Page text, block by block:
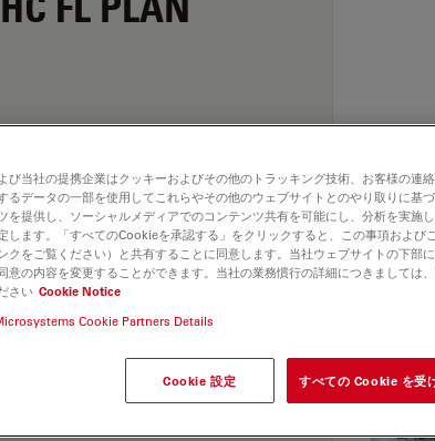
Explore ourObjective
and find the best fit for
び当社の提携企業はクッキーおよびその他のトラッキング技術、お客様の連
るデータの一部を使用してこれらやその他のウェブサイトとのやり取りに基
を提供し、ソーシャルメディアでのコンテンツ共有を可能にし、分析を実施
します。「すべてのCookieを承認する」をクリックすると、この事項および
クをご覧ください）と共有することに同意します。当社ウェブサイトの下部
意の内容を変更することができます。当社の業務慣行の詳細につきましては
さい Cookie Notice
Cookie Partners Details
Cookie 設定 すべての Cookie を受